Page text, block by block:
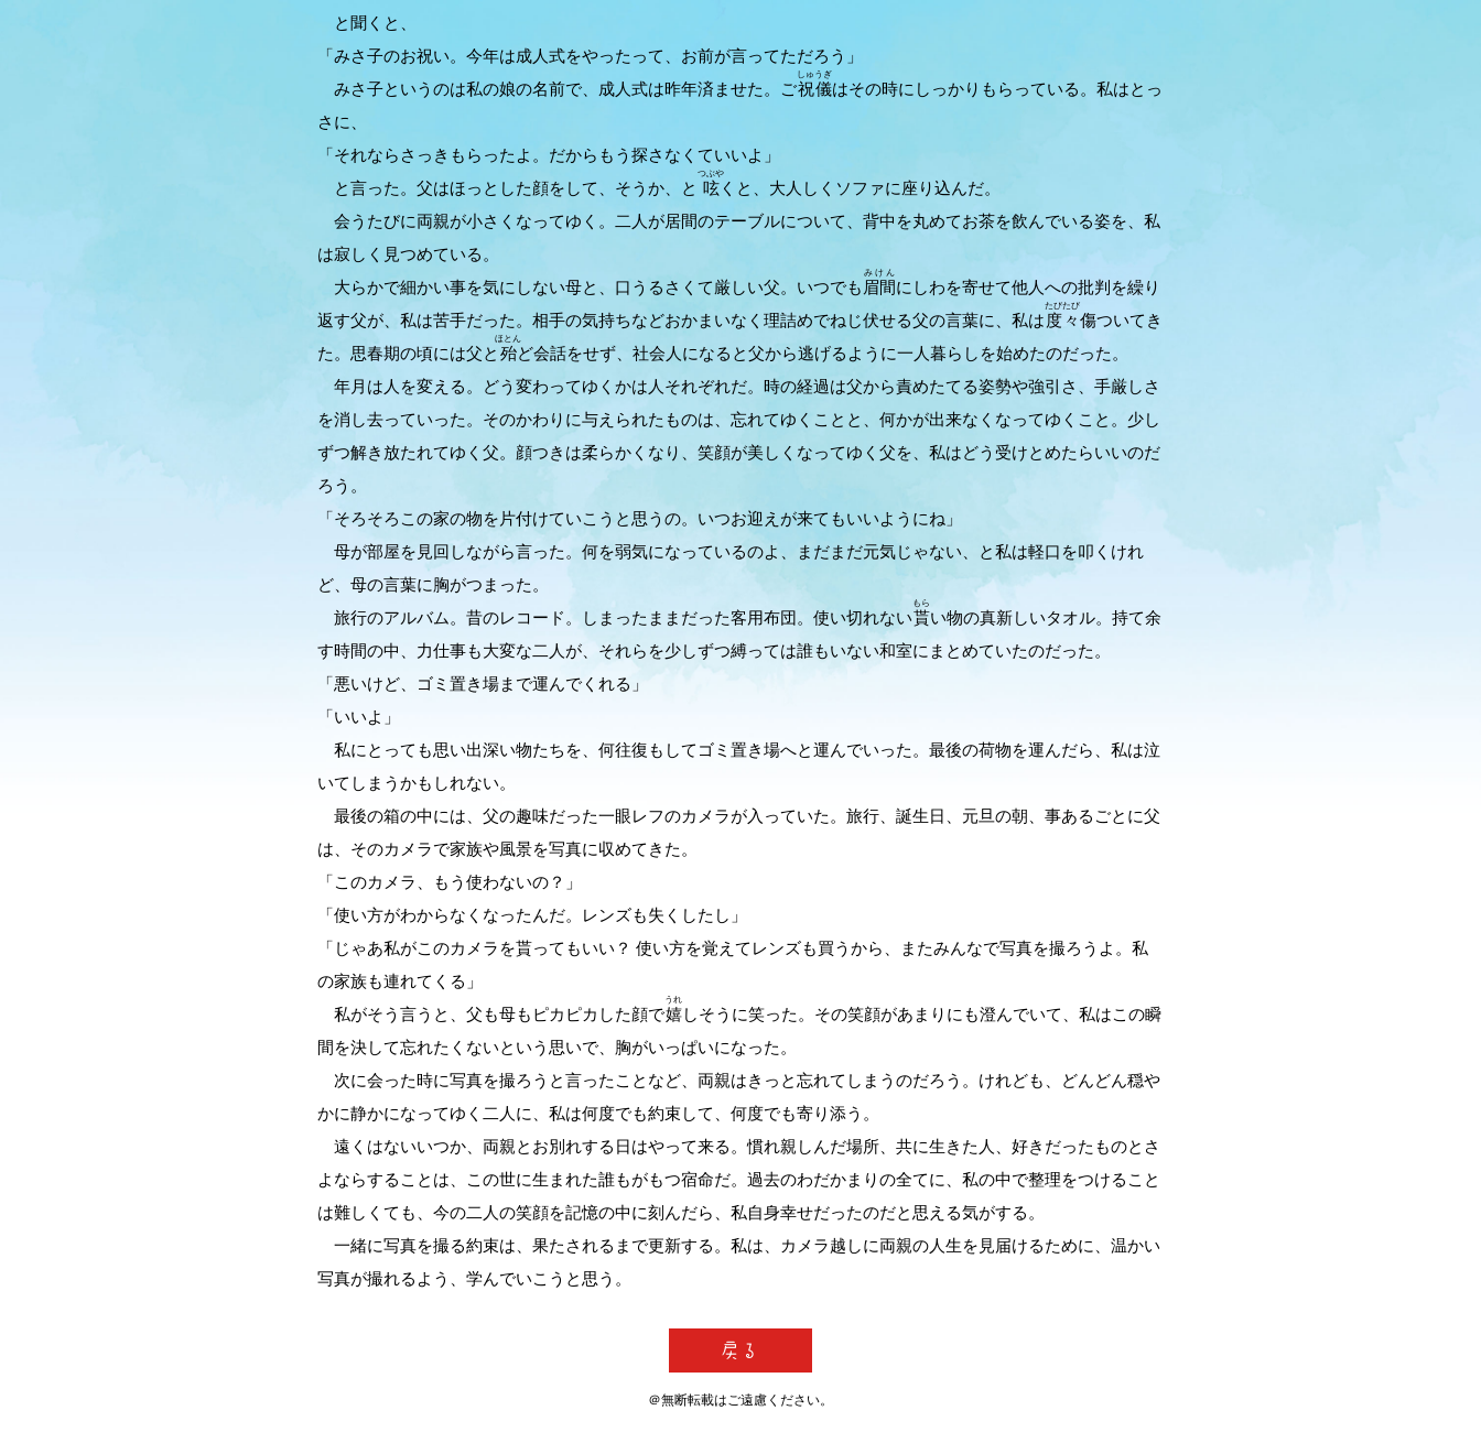
と聞くと、
「みさ子のお祝い。今年は成人式をやったって、お前が言ってただろう」
みさ子というのは私の娘の名前で、成人式は昨年済ませた。ご祝儀
しゅうぎ
はその時にしっかりもらっている。私はとっ
さに、
「それならさっきもらったよ。だからもう探さなくていいよ」
と言った。父はほっとした顔をして、そうか、と 呟
つぶや
くと、大人しくソファに座り込んだ。
会うたびに両親が小さくなってゆく。二人が居間のテーブルについて、背中を丸めてお茶を飲んでいる姿を、私
は寂しく見つめている。
大らかで細かい事を気にしない母と、口うるさくて厳しい父。いつでも 眉間
みけん
にしわを寄せて他人への批判を繰り
返す父が、私は苦手だった。相手の気持ちなどおかまいなく理詰めでねじ伏せる父の言葉に、私は 度々
たびたび
傷ついてき
た。思春期の頃には父と 殆
ほとん
ど会話をせず、社会人になると父から逃げるように一人暮らしを始めたのだった。
年月は人を変える。どう変わってゆくかは人それぞれだ。時の経過は父から責めたてる姿勢や強引さ、手厳しさ
を消し去っていった。そのかわりに与えられたものは、忘れてゆくことと、何かが出来なくなってゆくこと。少し
ずつ解き放たれてゆく父。顔つきは柔らかくなり、笑顔が美しくなってゆく父を、私はどう受けとめたらいいのだ
ろう。
「そろそろこの家の物を片付けていこうと思うの。いつお迎えが来てもいいようにね」
母が部屋を見回しながら言った。何を弱気になっているのよ、まだまだ元気じゃない、と私は軽口を叩くけれ
ど、母の言葉に胸がつまった。
旅行のアルバム。昔のレコード。しまったままだった客用布団。使い切れない貰
もら
い物の真新しいタオル。持て余
す時間の中、力仕事も大変な二人が、それらを少しずつ縛っては誰もいない和室にまとめていたのだった。
「悪いけど、ゴミ置き場まで運んでくれる」
「いいよ」
私にとっても思い出深い物たちを、何往復もしてゴミ置き場へと運んでいった。最後の荷物を運んだら、私は泣
いてしまうかもしれない。
最後の箱の中には、父の趣味だった一眼レフのカメラが入っていた。旅行、誕生日、元旦の朝、事あるごとに父
は、そのカメラで家族や風景を写真に収めてきた。
「このカメラ、もう使わないの？」
「使い方がわからなくなったんだ。レンズも失くしたし」
「じゃあ私がこのカメラを貰ってもいい？ 使い方を覚えてレンズも買うから、またみんなで写真を撮ろうよ。私
の家族も連れてくる」
私がそう言うと、父も母もピカピカした顔で嬉
うれ
しそうに笑った。その笑顔があまりにも澄んでいて、私はこの瞬
間を決して忘れたくないという思いで、胸がいっぱいになった。
次に会った時に写真を撮ろうと言ったことなど、両親はきっと忘れてしまうのだろう。けれども、どんどん穏や
かに静かになってゆく二人に、私は何度でも約束して、何度でも寄り添う。
遠くはないいつか、両親とお別れする日はやって来る。慣れ親しんだ場所、共に生きた人、好きだったものとさ
よならすることは、この世に生まれた誰もがもつ宿命だ。過去のわだかまりの全てに、私の中で整理をつけること
は難しくても、今の二人の笑顔を記憶の中に刻んだら、私自身幸せだったのだと思える気がする。
一緒に写真を撮る約束は、果たされるまで更新する。私は、カメラ越しに両親の人生を見届けるために、温かい
写真が撮れるよう、学んでいこうと思う。
＠無断転載はご遠慮ください。